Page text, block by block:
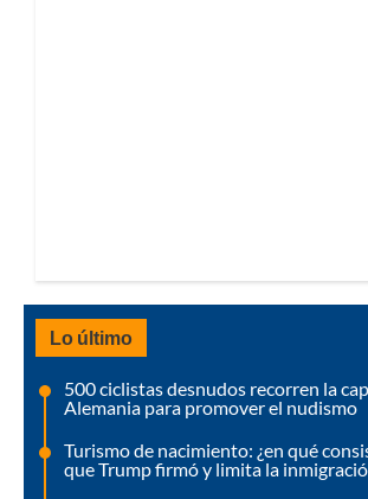
Lo último
500 ciclistas desnudos recorren la
Alemania para promover el nudismo
Turismo de nacimiento: ¿en qué
que Trump firmó y limita la